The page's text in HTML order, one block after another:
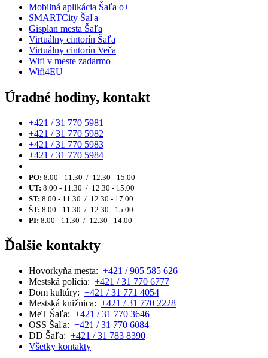
Mobilná aplikácia Šaľa o+
SMARTCity Šaľa
Gisplan mesta Šaľa
Virtuálny cintorín Šaľa
Virtuálny cintorín Veča
Wifi v meste zadarmo
Wifi4EU
Úradné hodiny, kontakt
+421 / 31 770 5981
+421 / 31 770 5982
+421 / 31 770 5983
+421 / 31 770 5984
PO: 8.00 - 11.30 / 12.30 - 15.00
UT: 8.00 - 11.30 / 12.30 - 15.00
ST: 8.00 - 11.30 / 12.30 - 17.00
ŠT: 8.00 - 11.30 / 12.30 - 15.00
PI: 8.00 - 11.30 / 12.30 - 14.00
Ďalšie kontakty
Hovorkyňa mesta: +421 / 905 585 626
Mestská polícia: +421 / 31 770 6777
Dom kultúry: +421 / 31 771 4054
Mestská knižnica: +421 / 31 770 2228
MeT Šaľa: +421 / 31 770 3646
OSS Šaľa: +421 / 31 770 6084
DD Šaľa: +421 / 31 783 8390
Všetky kontakty